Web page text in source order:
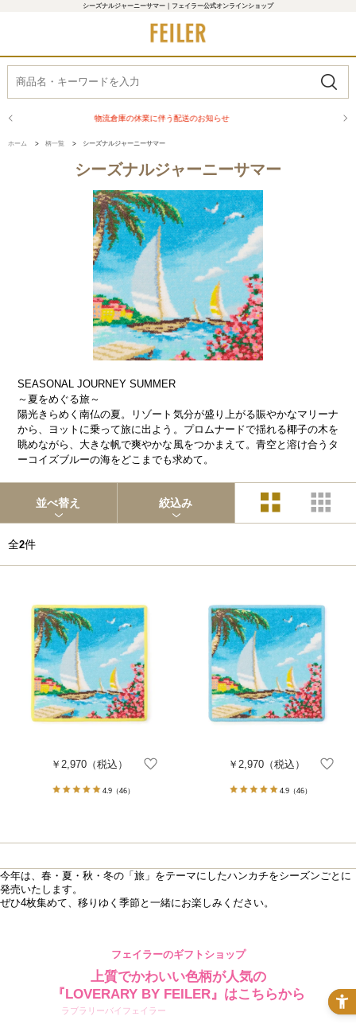
シーズナルジャーニーサマー｜フェイラー公式オンラインショップ
お知らせ 商品配送に関するお
ホーム > 柄一覧 > シーズナルジャーニーサマー
シーズナルジャーニーサマー
SEASONAL JOURNEY SUMMER
～夏をめぐる旅～
陽光きらめく南仏の夏。リゾート気分が盛り上がる賑やかなマリーナ
から、ヨットに乗って旅に出よう。プロムナードで揺れる椰子の木を
眺めながら、大きな帆で爽やかな風をつかまえて。青空と溶け合うタ
ーコイズブルーの海をどこまでも求めて。
並べ替え 絞込み
全2件
￥2,970 （税込）
4.9（46）
￥2,970（税込）
4.9（46）
今年は、春・夏・秋・冬の「旅」をテーマにしたハンカチをシーズンごとに
発売いたします。
ぜひ4枚集めて、移りゆく季節と一緒にお楽しみください。
フェイラーのギフトショップ
上質でかわいい色柄が人気の
『LOVERARY BY FEILER』はこちらから
ラブラリーバイフェイラー